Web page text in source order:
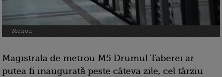
Metrou
Magistrala de metrou M5 Drumul Taberei ar
putea fi inaugurată peste câteva zile, cel târziu